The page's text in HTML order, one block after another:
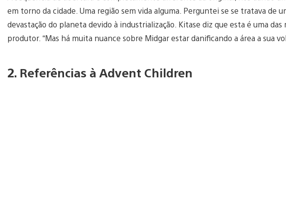
em torno da cidade. Uma região sem vida alguma. Perguntei se se tratava de
devastação do planeta devido à industrialização. Kitase diz que esta é uma das
produtor. “Mas há muita nuance sobre Midgar estar danificando a área a sua
2. Referências à Advent Children